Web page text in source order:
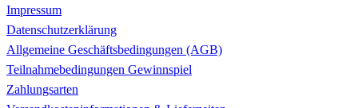
Impressum
Datenschutzerklärung
Allgemeine Geschäftsbedingungen (AGB)
Teilnahmebedingungen Gewinnspiel
Zahlungsarten